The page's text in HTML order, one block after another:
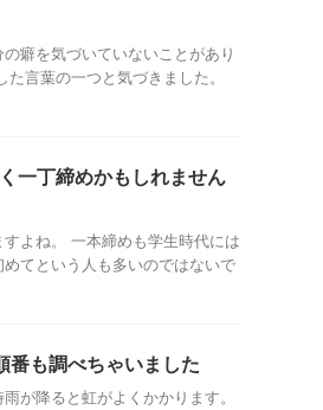
癖を気づいていないことがあり
言葉の一つと気づきました。
一丁締めかもしれません
よね。 一本締めも学生時代には
てという人も多いのではないで
番も調べちゃいました
が降ると虹がよくかかります。